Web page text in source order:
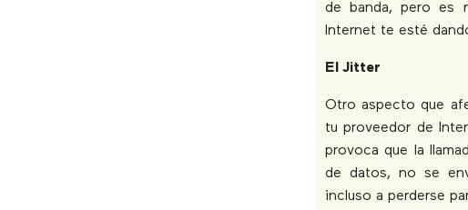
de banda, pero es
Internet te esté
El Jitter
Otro aspecto que
tu proveedor de
provoca que la
de datos, no se
incluso a perderse